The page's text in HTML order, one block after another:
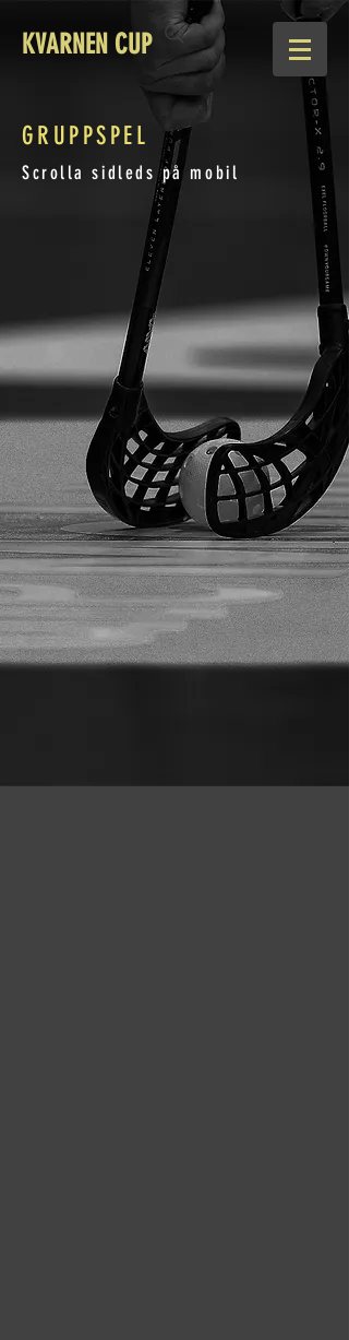
KVARNEN CUP
GRUPPSPEL
Scrolla sidleds på mobil